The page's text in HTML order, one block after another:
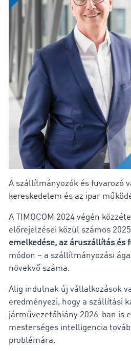
A szállítmányozók és fuvarozó
kereskedelem és az ipar
A TIMOCOM 2024 végén
előrejelzései közül számos
emelkedése, az áruszállítás és
módon – a szállítmányozási
növekvő száma.
Alig indulnak új vállalkozások
eredményezi, hogy a szállítási
járművezetőhiány 2026-ban is
mesterséges intelligencia
problémára.